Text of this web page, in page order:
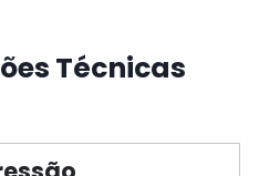
Técnicas